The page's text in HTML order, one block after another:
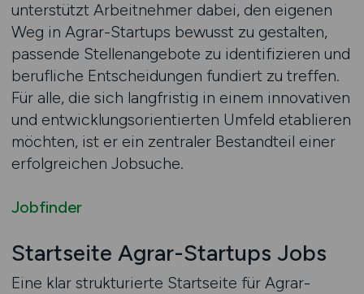
unterstützt Arbeitnehmer dabei, den eigenen
Weg in Agrar-Startups bewusst zu gestalten,
passende Stellenangebote zu identifizieren und
berufliche Entscheidungen fundiert zu treffen.
Für alle, die sich langfristig in einem innovativen
und entwicklungsorientierten Umfeld etablieren
möchten, ist er ein zentraler Bestandteil einer
erfolgreichen Jobsuche.
Jobfinder
Startseite Agrar-Startups Jobs
Eine klar strukturierte Startseite für Agrar-